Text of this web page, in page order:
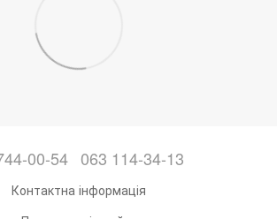
00-54 063 114-34-13
Контактна інформація